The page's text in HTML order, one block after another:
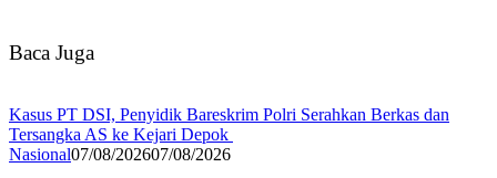
Baca Juga
Kasus PT DSI, Penyidik Bareskrim Polri Serahkan Berkas dan
Tersangka AS ke Kejari Depok
Nasional07/08/202607/08/2026